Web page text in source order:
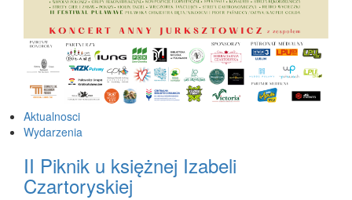
Aktualnosci
Wydarzenia
II Piknik u księżnej Izabeli
Czartoryskiej